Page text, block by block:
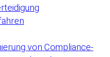
von Compliance-